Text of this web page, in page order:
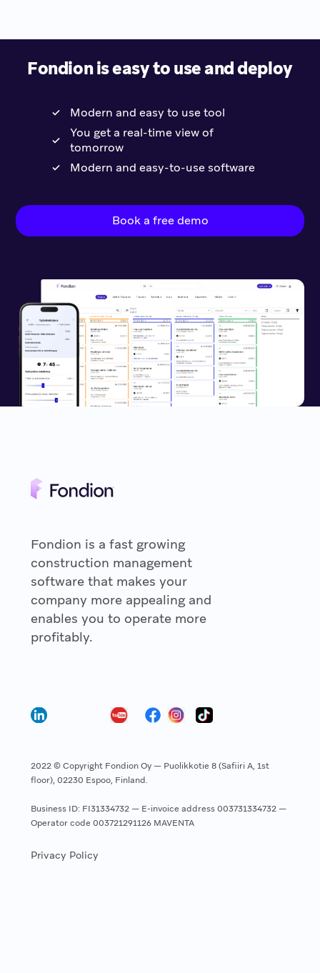
Fondion is easy to use and deploy
Modern and easy to use tool
You get a real-time view of
tomorrow
Modern and easy-to-use software
Book a free demo
Fondion is a fast growing
construction management
software that makes your
company more appealing and
enables you to operate more
profitably.
2022 © Copyright Fondion Oy — Puolikkotie 8 (Safiiri A, 1st
floor), 02230 Espoo, Finland.
Business ID: FI31334732 — E-invoice address 003731334732 —
Operator code 003721291126 MAVENTA
Privacy Policy